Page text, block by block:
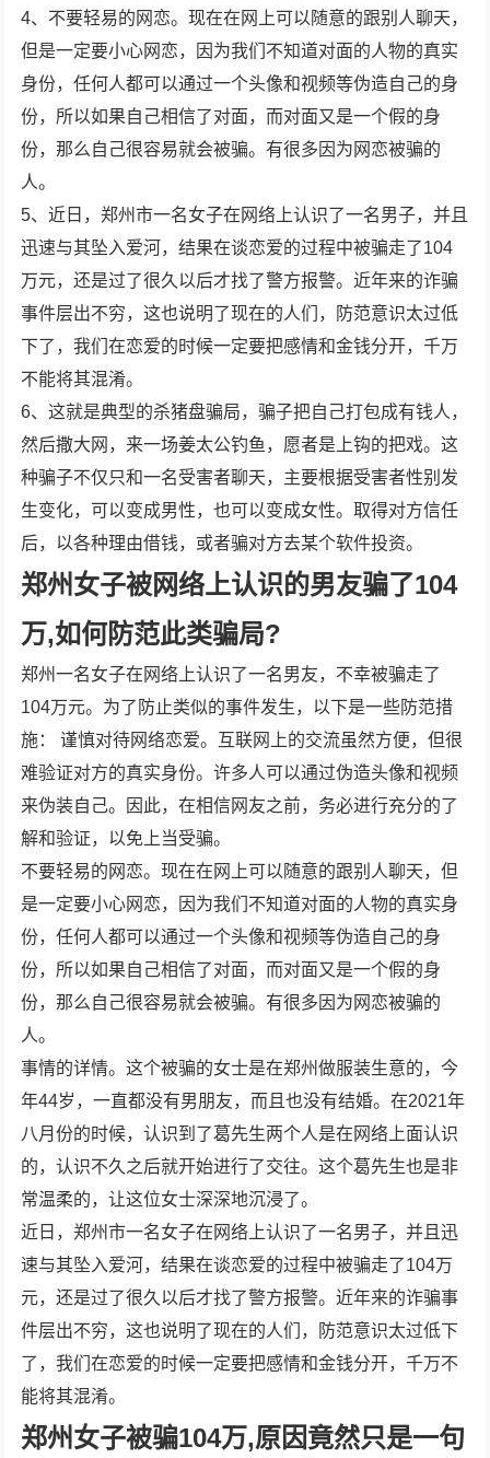
4、不要轻易的网恋。现在在网上可以随意的跟别人聊天，
但是一定要小心网恋，因为我们不知道对面的人物的真实
身份，任何人都可以通过一个头像和视频等伪造自己的身
份，所以如果自己相信了对面，而对面又是一个假的身
份，那么自己很容易就会被骗。有很多因为网恋被骗的
人。
5、近日，郑州市一名女子在网络上认识了一名男子，并且
迅速与其坠入爱河，结果在谈恋爱的过程中被骗走了104
万元，还是过了很久以后才找了警方报警。近年来的诈骗
事件层出不穷，这也说明了现在的人们，防范意识太过低
下了，我们在恋爱的时候一定要把感情和金钱分开，千万
不能将其混淆。
6、这就是典型的杀猪盘骗局，骗子把自己打包成有钱人，
然后撒大网，来一场姜太公钓鱼，愿者是上钩的把戏。这
种骗子不仅只和一名受害者聊天，主要根据受害者性别发
生变化，可以变成男性，也可以变成女性。取得对方信任
后，以各种理由借钱，或者骗对方去某个软件投资。
郑州女子被网络上认识的男友骗了104
万,如何防范此类骗局?
郑州一名女子在网络上认识了一名男友，不幸被骗走了
104万元。为了防止类似的事件发生，以下是一些防范措
施： 谨慎对待网络恋爱。互联网上的交流虽然方便，但很
难验证对方的真实身份。许多人可以通过伪造头像和视频
来伪装自己。因此，在相信网友之前，务必进行充分的了
解和验证，以免上当受骗。
不要轻易的网恋。现在在网上可以随意的跟别人聊天，但
是一定要小心网恋，因为我们不知道对面的人物的真实身
份，任何人都可以通过一个头像和视频等伪造自己的身
份，所以如果自己相信了对面，而对面又是一个假的身
份，那么自己很容易就会被骗。有很多因为网恋被骗的
人。
事情的详情。这个被骗的女士是在郑州做服装生意的，今
年44岁，一直都没有男朋友，而且也没有结婚。在2021年
八月份的时候，认识到了葛先生两个人是在网络上面认识
的，认识不久之后就开始进行了交往。这个葛先生也是非
常温柔的，让这位女士深深地沉浸了。
近日，郑州市一名女子在网络上认识了一名男子，并且迅
速与其坠入爱河，结果在谈恋爱的过程中被骗走了104万
元，还是过了很久以后才找了警方报警。近年来的诈骗事
件层出不穷，这也说明了现在的人们，防范意识太过低下
了，我们在恋爱的时候一定要把感情和金钱分开，千万不
能将其混淆。
郑州女子被骗104万,原因竟然只是一句